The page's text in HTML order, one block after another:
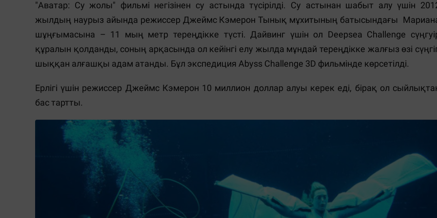
"Аватар: Су жолы" фильмі негізінен су астында түсірілді. Су астынан шабыт алу үшін
жылдың наурыз айында режиссер Джеймс Кэмерон Тынық мұхитының батысындағы
шұңғымасына – 11 мың метр тереңдікке түсті. Дайвинг үшін ол Deepsea Challenge
құралын қолданды, соның арқасында ол кейінгі елу жылда мұндай тереңдікке жалғыз өзі
шыққан алғашқы адам атанды. Бұл экспедиция Abyss Challenge 3D фильмінде көрсетілді.
Ерлігі үшін режиссер Джеймс Кэмерон 10 миллион доллар алуы керек еді, бірақ ол
бас тартты.